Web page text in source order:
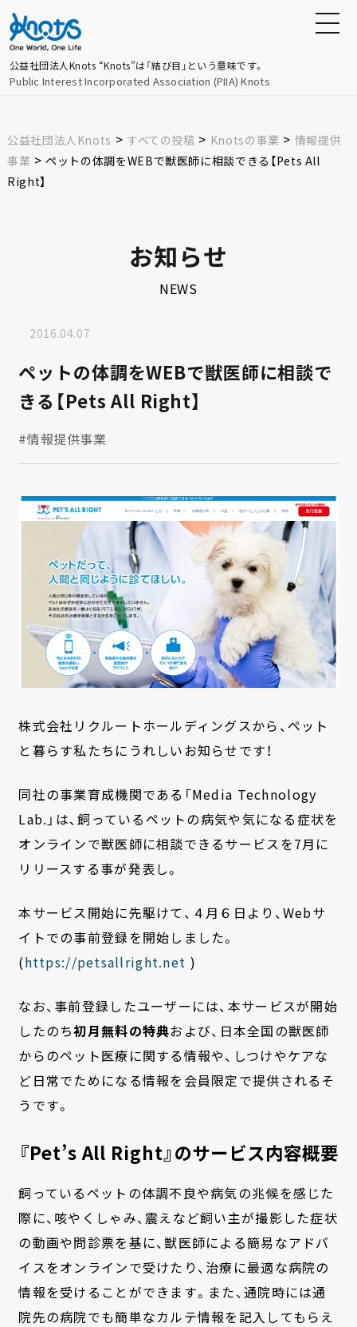
公益社団法人Knots “Knots”は「結び目」という意味です。
Public Interest Incorporated Association (PIIA) Knots
公益社団法人Knots > すべての投稿 > Knotsの事業 > 情報提供
事業 > ペットの体調をWEBで獣医師に相談できる【Pets All
Right】
お知らせ
NEWS
2016.04.07
ペットの体調をWEBで獣医師に相談で
きる【Pets All Right】
#情報提供事業
株式会社リクルートホールディングスから、ペット
と暮らす私たちにうれしいお知らせです！
同社の事業育成機関である「Media Technology
Lab.」は、飼っているペットの病気や気になる症状を
オンラインで獣医師に相談できるサービスを7月に
リリースする事が発表し。
本サービス開始に先駆けて、４月６日より、Webサ
イトでの事前登録を開始しました。
(https://petsallright.net )
なお、事前登録したユーザーには、 本サービスが開始
したのち初月無料の特典および、 日本全国の獣医師
からのペット医療に関する情報や、 しつけやケアな
ど日常でためになる情報を会員限定で提供されるそ
うです。
『Pet’s All Right』のサービス内容概要
飼っているペットの体調不良や病気の兆候を感じた
際に、 咳やくしゃみ、 震えなど飼い主が撮影した症状
の動画や問診票を基に、獣医師による簡易なアドバ
イスをオンラインで受けたり、 治療に最適な病院の
情報を受けることができます。また、通院時には通
院先の病院でも簡単なカルテ情報を記入してもらえ